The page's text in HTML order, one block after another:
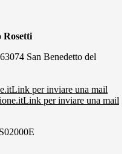
Rosetti
San Benedetto del
Link per inviare una mail
Link per inviare una mail